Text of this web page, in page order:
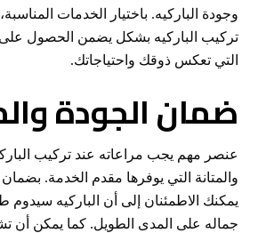
وجودة الباركيه. باختيار الخدمات
تركيب الباركيه بشكل يضمن الحصول على
التي تعكس ذوقك واحتياجاتك.
ضمان الجودة
عنصر مهم يجب مراعاته عند تركيب
والمتانة التي يوفرها مقدم الخدمة. بضمان
يمكنك الاطمئنان إلى أن الباركيه
جماله على المدى الطويل. كما يمكن أن